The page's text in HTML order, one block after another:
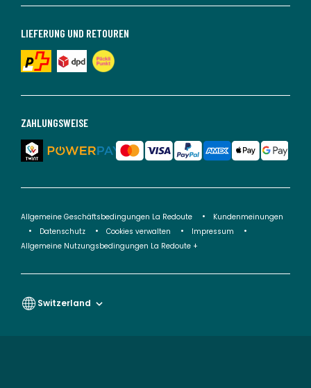
ZAHLUNGSWEISE
LIEFERUNG UND RETOUREN
Allgemeine Geschäftsbedingungen La Redoute
Kundenmeinungen
Datenschutz
Cookies verwalten
Impressum
Allgemeine Nutzungsbedingungen La Redoute +
Switzerland